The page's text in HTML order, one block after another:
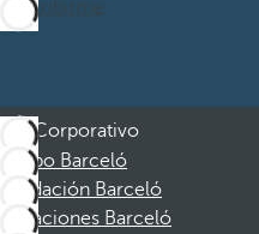
Suscribirme
Corporativo
Grupo Barceló
Fundación Barceló
Vacaciones Barceló